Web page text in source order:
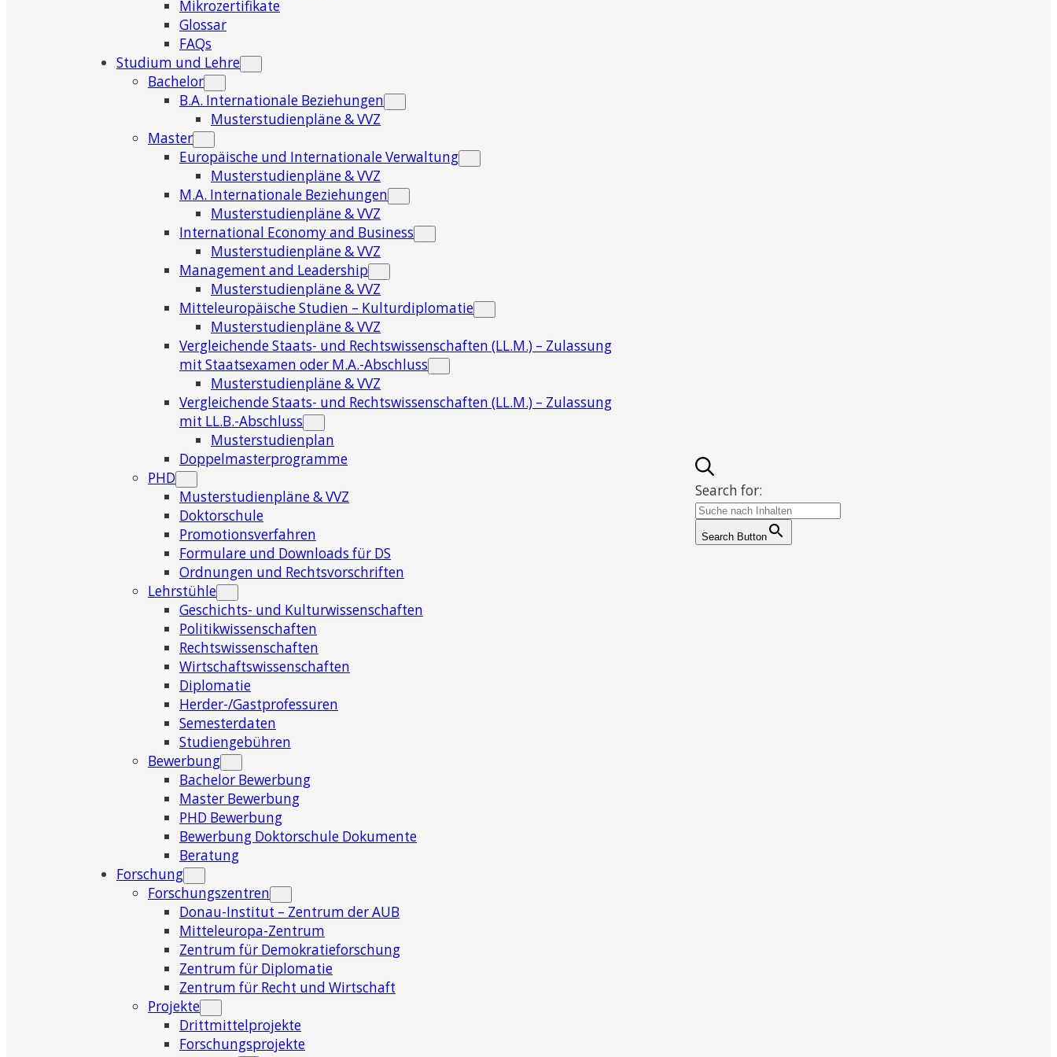
Mikrozertifikate
Glossar
FAQs
Studium und Lehre
Bachelor
B.A. Internationale Beziehungen
Musterstudienpläne & VVZ
Master
Europäische und Internationale Verwaltung
Musterstudienpläne & VVZ
M.A. Internationale Beziehungen
Musterstudienpläne & VVZ
International Economy and Business
Musterstudienpläne & VVZ
Management and Leadership
Musterstudienpläne & VVZ
Mitteleuropäische Studien – Kulturdiplomatie
Musterstudienpläne & VVZ
Vergleichende Staats- und Rechtswissenschaften (LL.M.) – Zulassung
mit Staatsexamen oder M.A.-Abschluss
Musterstudienpläne & VVZ
Vergleichende Staats- und Rechtswissenschaften (LL.M.) – Zulassung
mit LL.B.-Abschluss
Musterstudienplan
Doppelmasterprogramme
PHD
Musterstudienpläne & VVZ
Doktorschule
Promotionsverfahren
Formulare und Downloads für DS
Ordnungen und Rechtsvorschriften
Lehrstühle
Geschichts- und Kulturwissenschaften
Politikwissenschaften
Rechtswissenschaften
Wirtschaftswissenschaften
Diplomatie
Herder-/Gastprofessuren
Semesterdaten
Studiengebühren
Bewerbung
Bachelor Bewerbung
Master Bewerbung
PHD Bewerbung
Bewerbung Doktorschule Dokumente
Beratung
Forschung
Forschungszentren
Donau-Institut – Zentrum der AUB
Mitteleuropa-Zentrum
Zentrum für Demokratieforschung
Zentrum für Diplomatie
Zentrum für Recht und Wirtschaft
Projekte
Drittmittelprojekte
Forschungsprojekte
Search for:
Search Button